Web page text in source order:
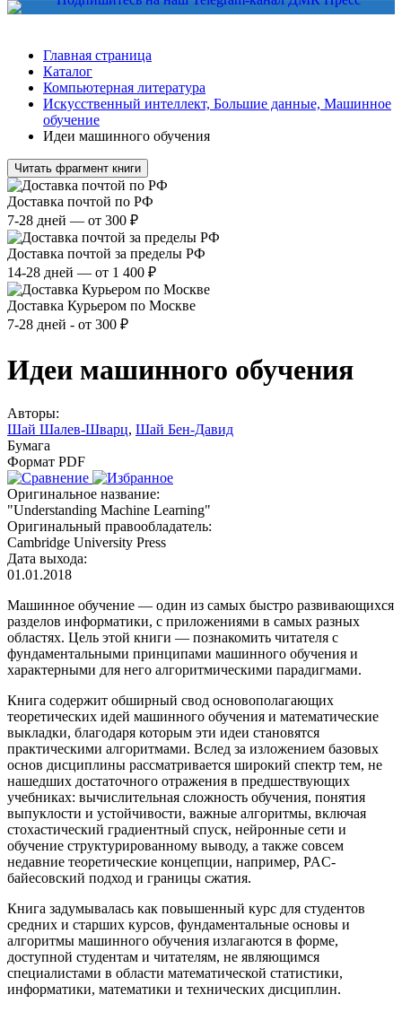
Главная страница
Каталог
Компьютерная литература
Искусственный интеллект, Большие данные, Машинное
обучение
Идеи машинного обучения
Читать фрагмент книги
Доставка почтой по РФ
7-28 дней — от 300 ₽
Доставка почтой за пределы РФ
14-28 дней — от 1 400 ₽
Доставка Курьером по Москве
7-28 дней - от 300 ₽
Идеи машинного обучения
Авторы:
Шай Шалев-Шварц, Шай Бен-Давид
Бумага
Формат PDF
Оригинальное название:
"Understanding Machine Learning"
Оригинальный правообладатель:
Cambridge University Press
Дата выхода:
01.01.2018
Машинное обучение — один из самых быстро развивающихся
разделов информатики, с приложениями в самых разных
областях. Цель этой книги — познакомить читателя с
фундаментальными принципами машинного обучения и
характерными для него алгоритмическими парадигмами.
Книга содержит обширный свод основополагающих
теоретических идей машинного обучения и математические
выкладки, благодаря которым эти идеи становятся
практическими алгоритмами. Вслед за изложением базовых
основ дисциплины рассматривается широкий спектр тем, не
нашедших достаточного отражения в предшествующих
учебниках: вычислительная сложность обучения, понятия
выпуклости и устойчивости, важные алгоритмы, включая
стохастический градиентный спуск, нейронные сети и
обучение структурированному выводу, а также совсем
недавние теоретические концепции, например, PAC-
байесовский подход и границы сжатия.
Книга задумывалась как повышенный курс для студентов
средних и старших курсов, фундаментальные основы и
алгоритмы машинного обучения излагаются в форме,
доступной студентам и читателям, не являющимся
специалистами в области математической статистики,
информатики, математики и технических дисциплин.